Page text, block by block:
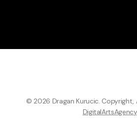
© 2026 Dragan Kurucic. Copyright,
DigitalArtsAgency